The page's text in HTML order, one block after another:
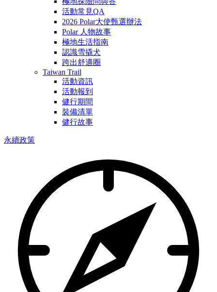
活動常見QA
2026 Polar大使甄選辦法
Polar 人物故事
極地生活指南
認識雪撬犬
跨出舒適圈
Taiwan Trail
活動資訊
活動報到
健行期間
裝備清單
健行故事
永續政策